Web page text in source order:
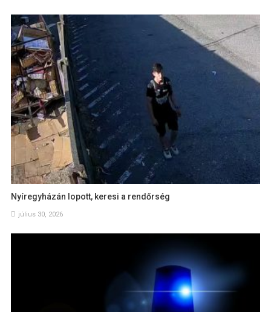
Nyíregyházán lopott, keresi a rendőrség
július 30, 2026